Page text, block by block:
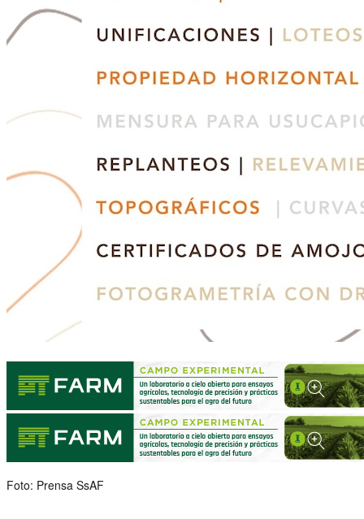
Foto: Prensa SsAF